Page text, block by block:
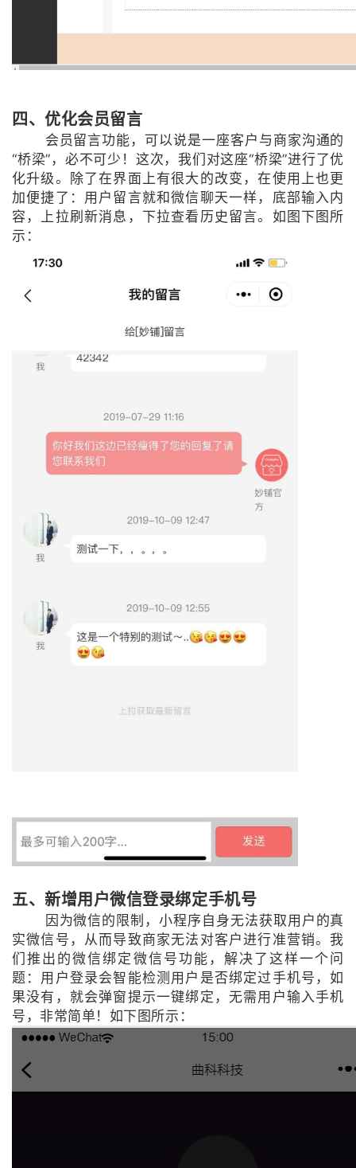
四、优化会员留言
会员留言功能，可以说是一座客户与商家沟通的
“桥梁”，必不可少！这次，我们对这座“桥梁”进行了优
化升级。除了在界面上有很大的改变，在使用上也更
加便捷了：用户留言就和微信聊天一样，底部输入内
容，上拉刷新消息，下拉查看历史留言。如图下图所
示：
五、新增用户微信登录绑定手机号
因为微信的限制，小程序自身无法获取用户的真
实微信号，从而导致商家无法对客户进行准营销。我
们推出的微信绑定微信号功能，解决了这样一个问
题：用户登录会智能检测用户是否绑定过手机号，如
果没有，就会弹窗提示一键绑定，无需用户输入手机
号，非常简单！如下图所示：